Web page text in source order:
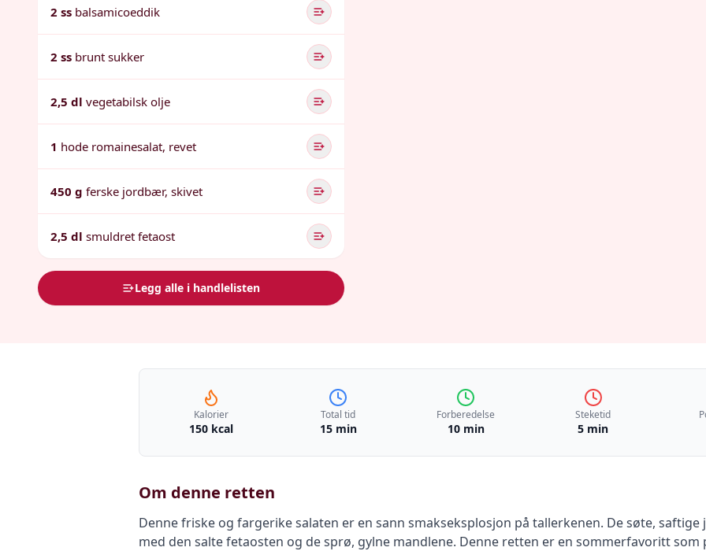
2 ss balsamicoeddik
2 ss brunt sukker
2,5 dl vegetabilsk olje
1 hode romainesalat, revet
450 g ferske jordbær, skivet
2,5 dl smuldret fetaost
Legg alle i handlelisten
Kalorier
150 kcal
Total tid
15 min
Forberedelse
10 min
Steketid
5 min
Om denne retten
Denne friske og fargerike salaten er en sann smakseksplosjon på tallerkenen. De søte,
med den salte fetaosten og de sprø, gylne mandlene. Denne retten er en sommerfavoritt